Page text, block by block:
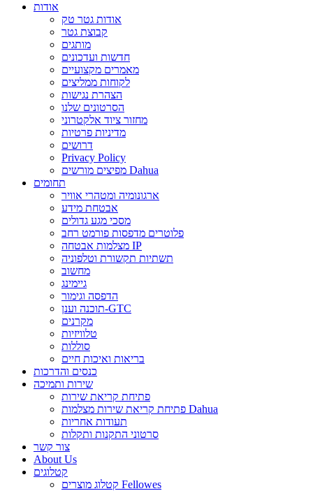
אודות
אודות גטר טק
קבוצת גטר
מותגים
חדשות ועדכונים
מאמרים מקצועיים
לקוחות ממליצים
הצהרת נגישות
הסרטונים שלנו
מחזור ציוד אלקטרוני
מדיניות פרטיות
דרושים
Privacy Policy
מפיצים מורשים Dahua
תחומים
ארגונומיה ומטהרי אוויר
אבטחת מידע
מסכי מגע גדולים
פלוטרים מדפסות פורמט רחב
מצלמות אבטחה IP
תשתיות תקשורת וטלפוניה
מחשוב
גיימינג
הדפסה וגימור
תוכנה וענן-GTC
מקרנים
טלוויזיות
סוללות
בריאות ואיכות חיים
כנסים והדרכות
שירות ותמיכה
פתיחת קריאת שירות
פתיחת קריאת שירות מצלמות Dahua
תעודות אחריות
סרטוני התקנות ותקלות
צור קשר
About Us
קטלוגים
קטלוג מוצרים Fellowes